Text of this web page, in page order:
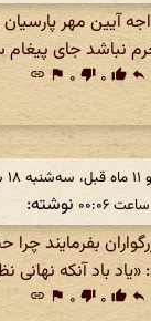
آیین مهر
نباشد جای
reply
thumb_up ۰ thumb_down ۰ flag
link
ساعت ۰۰:۰۶
نوشته:
بفرمایند
باد آنکه نهانی
reply
thumb_up ۰ thumb_down ۰ flag
link